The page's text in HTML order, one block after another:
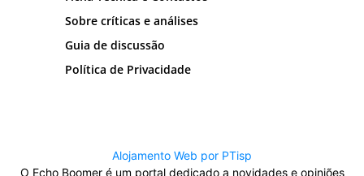
Sobre críticas e análises
Guia de discussão
Política de Privacidade
Alojamento Web por PTisp
O Echo Boomer é um portal dedicado a novidades e opiniões